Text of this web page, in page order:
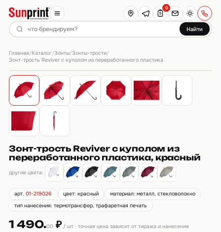
Найти
0
Главная/Каталог/Зонты/Зонты-трости/
Зонт-трость Reviver с куполом из переработанного пластика
Зонт-трость Reviver с куполом из
переработанного пластика, красный
другие цвета:
арт.01-219026 цвет: красный
материал: металл, стекловолокно
тип нанесения: термотрансфер, трафаретная печать
1 490.00₽/ шт · точная цена зависит от тиража и нанесения